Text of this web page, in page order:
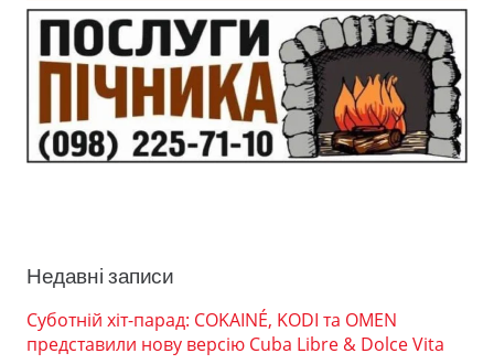
Недавні записи
Суботній хіт-парад: COKAINÉ, KODI та OMEN
представили нову версію Cuba Libre & Dolce Vita